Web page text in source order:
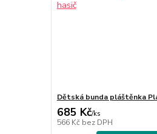
Dětská bunda pláštěnka
685 Kč/ks
566 Kč bez DPH